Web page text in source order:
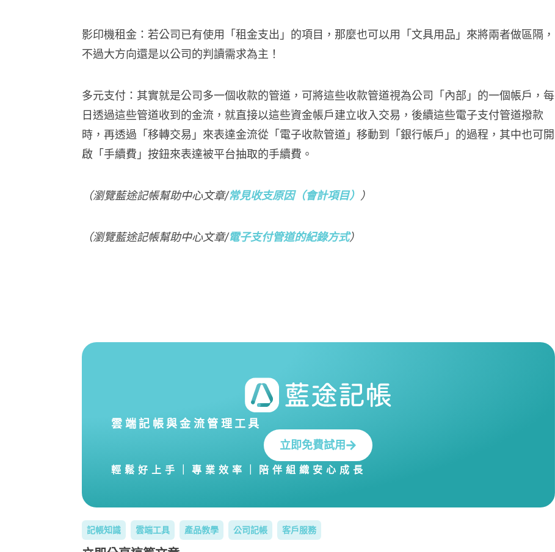
影印機租金：若公司已有使用「租金支出」的項目，那麼也可以用「文具用品」來將兩者做區隔，
不過大方向還是以公司的判讀需求為主！
多元支付：其實就是公司多一個收款的管道，可將這些收款管道視為公司「內部」的一個帳戶，每
日透過這些管道收到的金流，就直接以這些資金帳戶建立收入交易，後續這些電子支付管道撥款
時，再透過「移轉交易」來表達金流從「電子收款管道」移動到「銀行帳戶」的過程，其中也可開
啟「手續費」按鈕來表達被平台抽取的手續費。
（瀏覽藍途記帳幫助中心文章/常見收支原因（會計項目） ）
（瀏覽藍途記帳幫助中心文章/電子支付管道的紀錄方式）
雲端記帳與金流管理工具
立即免費試用
輕鬆好上手｜專業效率｜陪伴組織安心成長
記帳知識 雲端工具 產品教學 公司記帳 客戶服務